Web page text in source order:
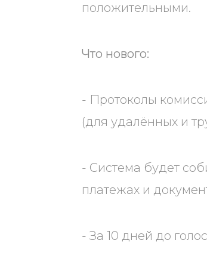
положительными.
Что нового:
- Протоколы
(для удалённых и
- Система будет
платежах и
- За 10 дней до